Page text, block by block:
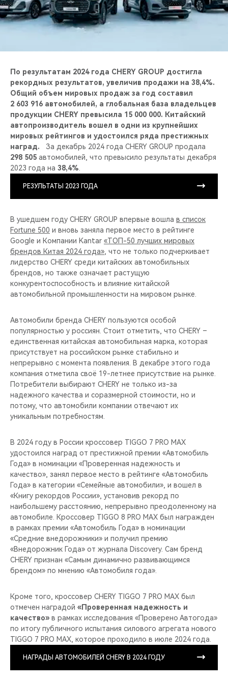
CHERY И СПОРТ
НАШИ МЕРОПРИЯТИЯ
CHERY ДЛЯ ДЕТЕЙ
По результатам 2024 года CHERY GROUP достигла
рекордных результатов, увеличив продажи на 38,4%.
Общий объем мировых продаж за год составил
2 603 916 автомобилей, а глобальная база владельцев
продукции CHERY превысила 15 000 000. Китайский
автопроизводитель вошел в одни из крупнейших
мировых рейтингов и удостоился ряда престижных
наград. За декабрь 2024 года CHERY GROUP продала
298 505 автомобилей, что превысило результаты декабря
2023 года на 38,4%
РЕЗУЛЬТАТЫ 2023 ГОДА
В ушедшем году CHERY GROUP впервые вошла в список
Fortune 500 и вновь заняла первое место в рейтинге
Google и Компании Kantar «ТОП-50 лучших мировых
брендов Китая 2024 года» , что не только подчеркивает
лидерство CHERY среди китайских автомобильных
брендов, но также означает растущую
конкурентоспособность и влияние китайской
автомобильной промышленности на мировом рынке.
Автомобили бренда CHERY пользуются особой
популярностью у россиян. Стоит отметить, что CHERY –
единственная китайская автомобильная марка, которая
присутствует на российском рынке стабильно и
непрерывно с момента появления. В декабре этого года
компания отметила своё 19-летнее присутствие на рынке.
Потребители выбирают CHERY не только из-за
надежного качества и соразмерной стоимости, но и
потому, что автомобили компании отвечают их
уникальным потребностям.
В 2024 году в России кроссовер TIGGO 7 PRO MAX
удостоился наград от престижной премии «Автомобиль
Года» в номинации «Проверенная надежность и
качество», занял первое место в рейтинге «Автомобиль
Года» в категории «Семейные автомобили», и вошел в
«Книгу рекордов России», установив рекорд по
наибольшему расстоянию, непрерывно преодоленному на
автомобиле. Кроссовер TIGGO 8 PRO MAX был награжден
в рамках премии «Автомобиль Года» в номинации
«Средние внедорожники» и получил премию
«Внедорожник Года» от журнала Discovery. Сам бренд
CHERY признан «Самым динамично развивающимся
брендом» по мнению «Автомобиля года».
Кроме того, кроссовер CHERY TIGGO 7 PRO MAX был
отмечен наградой «Проверенная надежность и
качество» в рамках исследования «Проверено Автогода»
по итогу публичного испытания силового агрегата нового
TIGGO 7 PRO MAX, которое проходило в июле 2024 года.
НАГРАДЫ АВТОМОБИЛЕЙ CHERY В 2024 ГОДУ